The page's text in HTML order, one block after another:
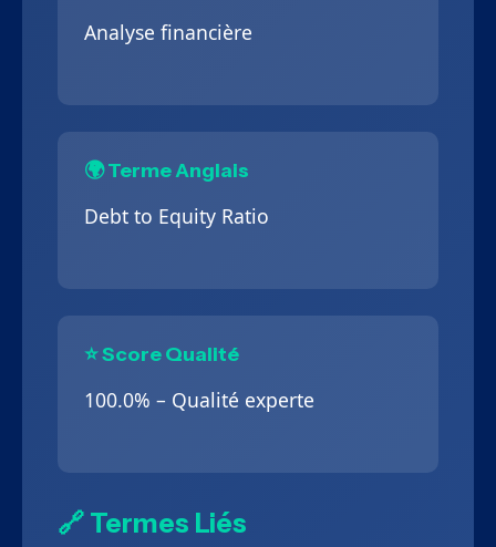
Analyse financière
🌍 Terme Anglais
Debt to Equity Ratio
⭐ Score Qualité
100.0% – Qualité experte
🔗 Termes Liés